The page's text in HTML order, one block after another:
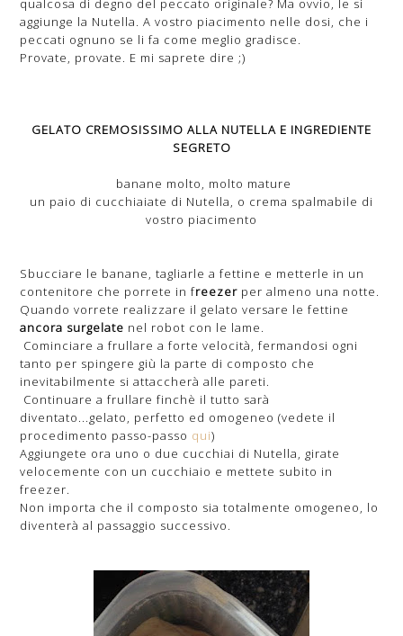
qualcosa di degno del peccato originale? Ma ovvio, le si
aggiunge la Nutella. A vostro piacimento nelle dosi, che i
peccati ognuno se li fa come meglio gradisce.
Provate, provate. E mi saprete dire ;)
GELATO CREMOSISSIMO ALLA NUTELLA E INGREDIENTE
SEGRETO
banane molto, molto mature
un paio di cucchiaiate di Nutella, o crema spalmabile di
vostro piacimento
Sbucciare le banane, tagliarle a fettine e metterle in un
contenitore che porrete in freezer per almeno una notte.
Quando vorrete realizzare il gelato versare le fettine
ancora surgelate nel robot con le lame.
Cominciare a frullare a forte velocità, fermandosi ogni
tanto per spingere giù la parte di composto che
inevitabilmente si attaccherà alle pareti.
Continuare a frullare finchè il tutto sarà
diventato...gelato, perfetto ed omogeneo (vedete il
procedimento passo-passo qui)
Aggiungete ora uno o due cucchiai di Nutella, girate
velocemente con un cucchiaio e mettete subito in
freezer.
Non importa che il composto sia totalmente omogeneo, lo
diventerà al passaggio successivo.